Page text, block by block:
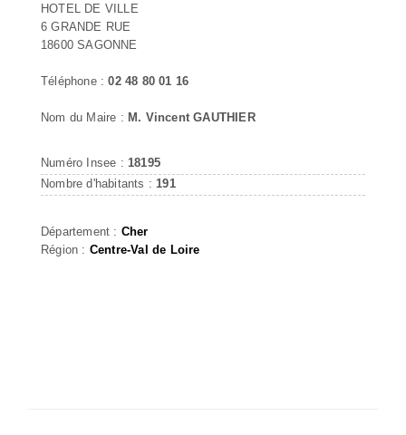
HOTEL DE VILLE
6 GRANDE RUE
18600 SAGONNE
Téléphone :02 48 80 01 16
Nom du Maire : M. Vincent GAUTHIER
Numéro Insee : 18195
Nombre d'habitants : 191
Département : Cher
Région : Centre-Val de Loire